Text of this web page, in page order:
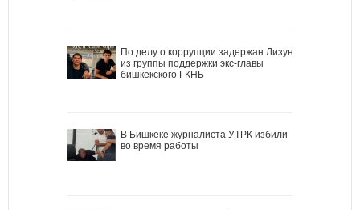
По делу о коррупции задержан Лизун
из группы поддержки экс-главы
бишкекского ГКНБ
В Бишкеке журналиста УТРК избили
во время работы